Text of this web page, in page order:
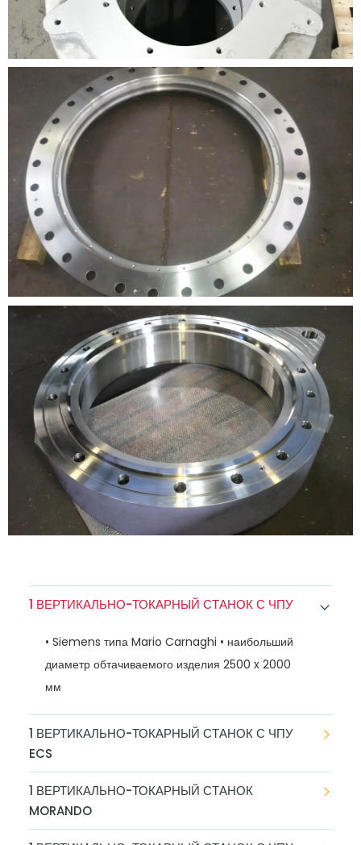
1 ВЕРТИКАЛЬНО-ТОКАРНЫЙ СТАНОК С ЧПУ
• Siemens типа Mario Carnaghi • наибольший
диаметр обтачиваемого изделия 2500 x 2000
мм
1 ВЕРТИКАЛЬНО-ТОКАРНЫЙ СТАНОК С ЧПУ
ECS
1 ВЕРТИКАЛЬНО-ТОКАРНЫЙ СТАНОК
MORANDO